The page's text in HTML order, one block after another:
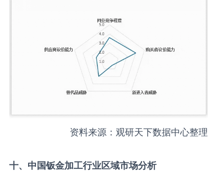
资料来源：观研天下数据中心整理
十、中国钣金加工行业区域市场分析